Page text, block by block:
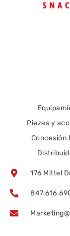
Piezas y
Concesión
176 Mittel